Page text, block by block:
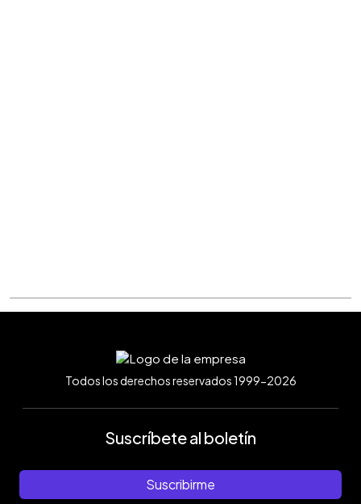
Todos los derechos reservados 1999-2026
Suscríbete al boletín
Suscribirme